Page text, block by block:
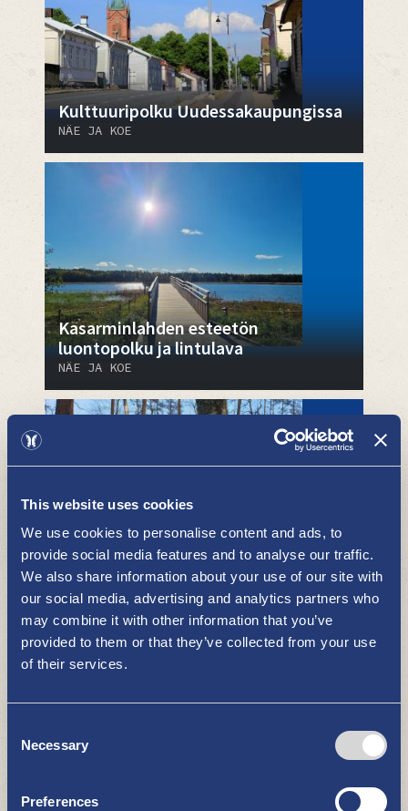
This website uses cookies
We use cookies to personalise content and ads, to
provide social media features and to analyse our traffic.
We also share information about your use of our site with
our social media, advertising and analytics partners who
may combine it with other information that you’ve
provided to them or that they’ve collected from your use
of their services.
Selection
Necessary
Preferences
Kulttuuripolku Uudessakaupungissa
NÄE JA KOE
Kasarminlahden esteetön
luontopolku ja lintulava
NÄE JA KOE
Hiunjärven luontopolku
NÄE JA KOE
Uudenkaupungin kirkot ja